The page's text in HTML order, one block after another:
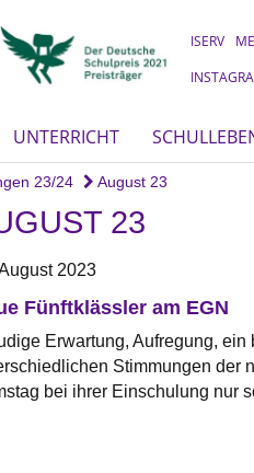
ISERV
UNTERRICHT
23/24 August 23
23
2023
Fünftklässler am EGN
Erwartung, Aufregung,
Stimmungen der
bei ihrer Einschulung nur